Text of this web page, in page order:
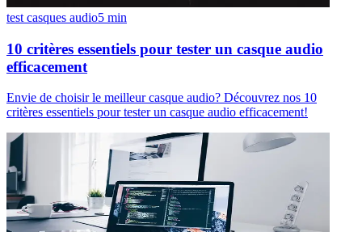
test casques audio5 min
10 critères essentiels pour tester un casque audio
efficacement
Envie de choisir le meilleur casque audio? Découvrez nos 10
critères essentiels pour tester un casque audio efficacement!